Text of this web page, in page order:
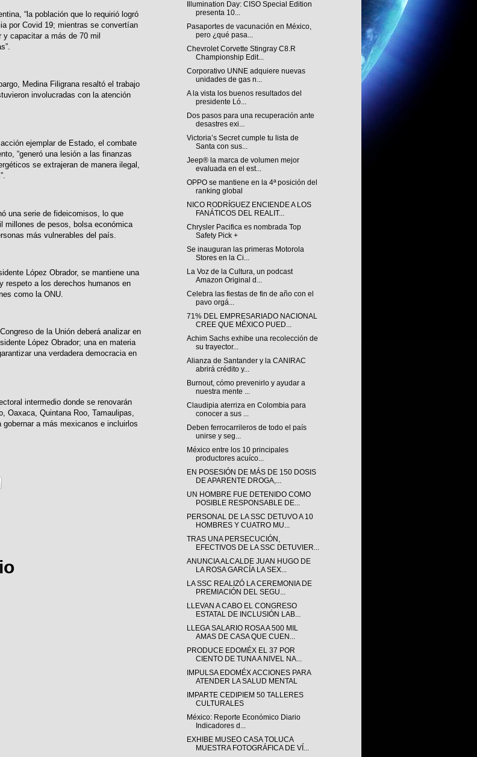
“la población que lo requirió logró
por Covid 19; mientras se convertían
y capacitar a más de 70 mil
Medina Filigrana resaltó el trabajo
involucradas con la atención
ejemplar de Estado, el combate
“generó una lesión a las finanzas
se extrajeran de manera ilegal,
una serie de fideicomisos, lo que
millones de pesos, bolsa económica
más vulnerables del país.
López Obrador, se mantiene una
respeto a los derechos humanos en
como la ONU.
de la Unión deberá analizar en
López Obrador; una en materia
una verdadera democracia en
intermedio donde se renovarán
Oaxaca, Quintana Roo, Tamaulipas,
a más mexicanos e incluirlos
Illumination Day: CISO Special Edition
presenta 10...
Pasaportes de vacunación en México,
pero ¿qué pasa...
Chevrolet Corvette Stingray C8.R
Championship Edit...
Corporativo UNNE adquiere nuevas
unidades de gas n...
A la vista los buenos resultados del
presidente Ló...
Dos pasos para una recuperación ante
desastres exi...
Victoria’s Secret cumple tu lista de
Santa con sus...
Jeep® la marca de volumen mejor
evaluada en el est...
OPPO se mantiene en la 4ª posición del
ranking global
NICO RODRÍGUEZ ENCIENDE A LOS
FANÁTICOS DEL REALIT...
Chrysler Pacifica es nombrada Top
Safety Pick +
Se inauguran las primeras Motorola
Stores en la Ci...
La Voz de la Cultura, un podcast
Amazon Original d...
Celebra las fiestas de fin de año con el
pavo orgá...
71% DEL EMPRESARIADO NACIONAL
CREE QUE MÉXICO PUED...
Achim Sachs exhibe una recolección de
su trayector...
Alianza de Santander y la CANIRAC
abrirá crédito y...
Burnout, cómo prevenirlo y ayudar a
nuestra mente ...
Claudipia aterriza en Colombia para
conocer a sus ...
Deben ferrocarrileros de todo el país
unirse y seg...
México entre los 10 principales
productores acuíco...
EN POSESIÓN DE MÁS DE 150 DOSIS
DE APARENTE DROGA,...
UN HOMBRE FUE DETENIDO COMO
POSIBLE RESPONSABLE DE...
PERSONAL DE LA SSC DETUVO A 10
HOMBRES Y CUATRO MU...
TRAS UNA PERSECUCIÓN,
EFECTIVOS DE LA SSC DETUVIER...
ANUNCIA ALCALDE JUAN HUGO DE
LA ROSA GARCÍA LA SEX...
LA SSC REALIZÓ LA CEREMONIA DE
PREMIACIÓN DEL SEGU...
LLEVAN A CABO EL CONGRESO
ESTATAL DE INCLUSIÓN LAB...
LLEGA SALARIO ROSA A 500 MIL
AMAS DE CASA QUE CUEN...
PRODUCE EDOMÉX EL 37 POR
CIENTO DE TUNA A NIVEL NA...
IMPULSA EDOMÉX ACCIONES PARA
ATENDER LA SALUD MENTAL
IMPARTE CEDIPIEM 50 TALLERES
CULTURALES
México: Reporte Económico Diario
Indicadores d...
EXHIBE MUSEO CASA TOLUCA
MUESTRA FOTOGRÁFICA DE VÍ...